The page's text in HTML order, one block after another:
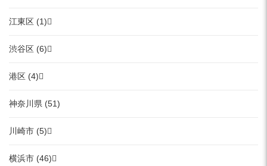
江東区 (1)
渋谷区 (6)
港区 (4)
神奈川県 (51)
川崎市 (5)
横浜市 (46)